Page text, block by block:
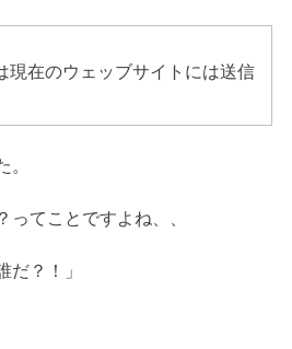
現在のウェッブサイトには送信
。
ってことですよね、、
だ？！」